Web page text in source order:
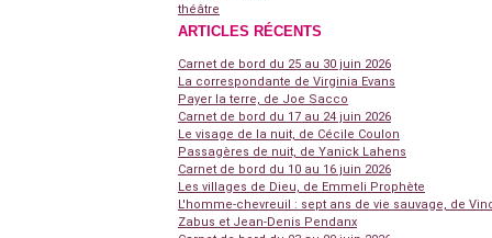
théâtre
ARTICLES RÉCENTS
Carnet de bord du 25 au 30 juin 2026
La correspondante de Virginia Evans
Payer la terre, de Joe Sacco
Carnet de bord du 17 au 24 juin 2026
Le visage de la nuit, de Cécile Coulon
Passagères de nuit, de Yanick Lahens
Carnet de bord du 10 au 16 juin 2026
Les villages de Dieu, de Emmeli Prophète
L'homme-chevreuil : sept ans de vie sauvage, de
Zabus et Jean-Denis Pendanx